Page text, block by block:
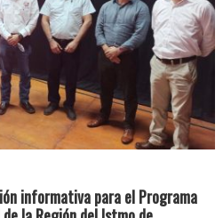
informativa para el Programa